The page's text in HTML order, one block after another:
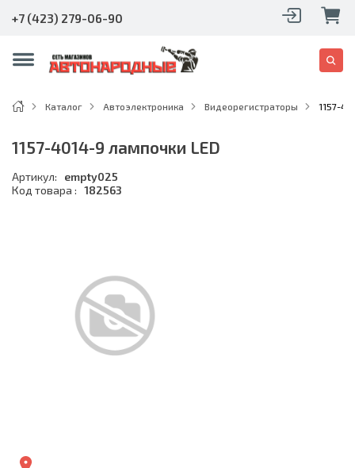
+7 (423) 279-06-90
Каталог Автоэлектроника Видеорегистраторы 1157-
1157-4014-9 лампочки LED
Артикул:
empty025
Код товара : 182563